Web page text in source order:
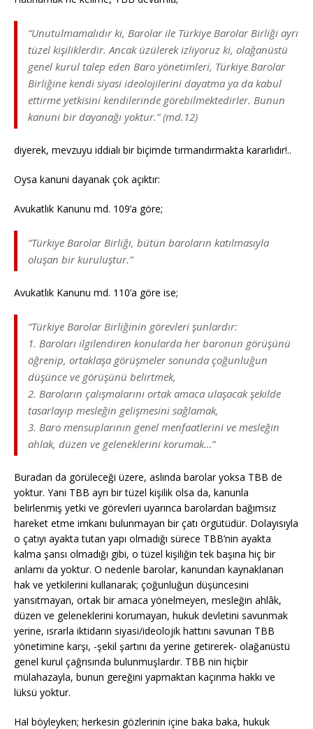
“Unutulmamalıdır ki, Barolar ile Türkiye Barolar Birliği ayrı
tüzel kişiliklerdir. Ancak üzülerek izliyoruz ki, olağanüstü
genel kurul talep eden Baro yönetimleri, Türkiye Barolar
Birliğine kendi siyasi ideolojilerini dayatma ya da kabul
ettirme yetkisini kendilerinde görebilmektedirler. Bunun
kanuni bir dayanağı yoktur.” (md.12)
diyerek, mevzuyu iddialı bir biçimde tırmandırmakta kararlıdır!..
Oysa kanuni dayanak çok açıktır:
Avukatlık Kanunu md. 109’a göre;
“Türkiye Barolar Birliği, bütün baroların katılmasıyla
oluşan bir kuruluştur.”
Avukatlık Kanunu md. 110’a göre ise;
“Türkiye Barolar Birliğinin görevleri şunlardır:
1. Baroları ilgilendiren konularda her baronun görüşünü
öğrenip, ortaklaşa görüşmeler sonunda çoğunluğun
düşünce ve görüşünü belirtmek,
2. Baroların çalışmalarını ortak amaca ulaşacak şekilde
tasarlayıp mesleğin gelişmesini sağlamak,
3. Baro mensuplarının genel menfaatlerini ve mesleğin
ahlak, düzen ve geleneklerini korumak…”
Buradan da görüleceği üzere, aslında barolar yoksa TBB de
yoktur. Yani TBB ayrı bir tüzel kişilik olsa da, kanunla
belirlenmiş yetki ve görevleri uyarınca barolardan bağımsız
hareket etme imkanı bulunmayan bir çatı örgütüdür. Dolayısıyla
o çatıyı ayakta tutan yapı olmadığı sürece TBB’nin ayakta
kalma şansı olmadığı gibi, o tüzel kişiliğin tek başına hiç bir
anlamı da yoktur. O nedenle barolar, kanundan kaynaklanan
hak ve yetkilerini kullanarak; çoğunluğun düşüncesini
yansıtmayan, ortak bir amaca yönelmeyen, mesleğin ahlâk,
düzen ve geleneklerini korumayan, hukuk devletini savunmak
yerine, ısrarla iktidarın siyasi/ideolojik hattını savunan TBB
yönetimine karşı, -şekil şartını da yerine getirerek- olağanüstü
genel kurul çağrısında bulunmuşlardır. TBB nin hiçbir
mülahazayla, bunun gereğini yapmaktan kaçınma hakkı ve
lüksü yoktur.
Hal böyleyken; herkesin gözlerinin içine baka baka, hukuk